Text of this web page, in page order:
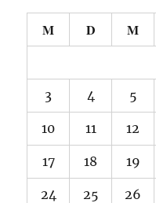
M D M
3 4 5
10 11 12
17 18 19
24 25 26